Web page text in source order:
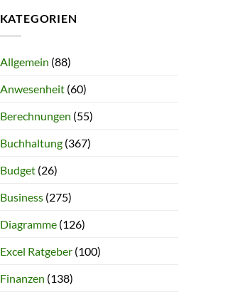
KATEGORIEN
Allgemein (88)
Anwesenheit(60)
Berechnungen (55)
Buchhaltung(367)
Budget(26)
Business(275)
Diagramme(126)
Excel Ratgeber(100)
Finanzen (138)